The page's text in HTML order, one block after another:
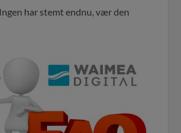
Ingen har stemt endnu, vær den